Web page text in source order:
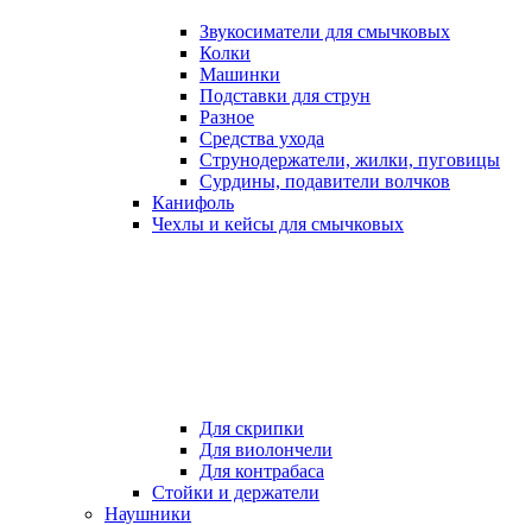
Звукосиматели для смычковых
Колки
Машинки
Подставки для струн
Разное
Средства ухода
Струнодержатели, жилки, пуговицы
Сурдины, подавители волчков
Канифоль
Чехлы и кейсы для смычковых
Для скрипки
Для виолончели
Для контрабаса
Стойки и держатели
Наушники